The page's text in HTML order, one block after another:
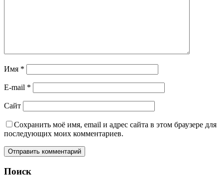
Имя *
E-mail *
Сайт
Сохранить моё имя, email и адрес сайта в этом браузере для
последующих моих комментариев.
Поиск